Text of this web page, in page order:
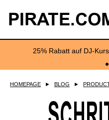
25% Rabatt auf DJ-
HOMEPAGE ► BLOG ►